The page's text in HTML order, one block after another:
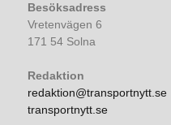
Besöksadress
Vretenvägen 6
171 54 Solna
Redaktion
redaktion@transportnytt.se
transportnytt.se